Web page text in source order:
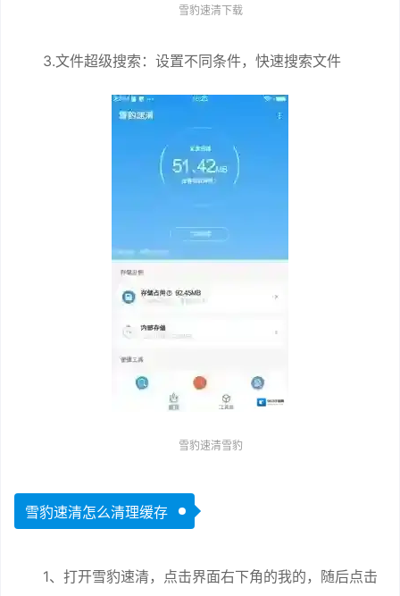
雪豹速清下载
3.文件超级搜索：设置不同条件，快速搜索文件
雪豹速清雪豹
雪豹速清怎么清理缓存
1、打开雪豹速清，点击界面右下角的我的，随后点击